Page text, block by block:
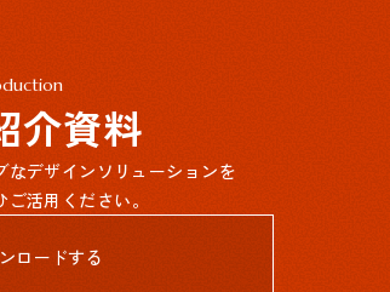
介資料
なデザインソリューションを
活用ください。
ロードする